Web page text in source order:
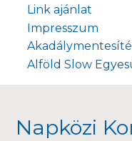
Link ajánlat
Impresszum
Alföld Slow
Napközi